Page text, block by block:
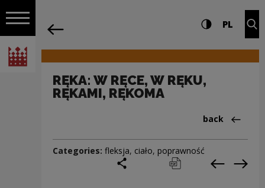
Open navigation
National Centre for Culture Poland
Navigation Settings and search
High contrast
PL
RĘKA: W RĘCE, W RĘKU,
RĘKAMI, RĘKOMA
Back
back
Categories: fleksja, ciało, poprawność
print pobierz Previous